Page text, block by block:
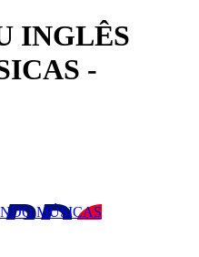
INGLÊS
-
MÚSICAS